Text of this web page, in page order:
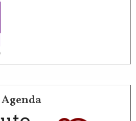
Agenda